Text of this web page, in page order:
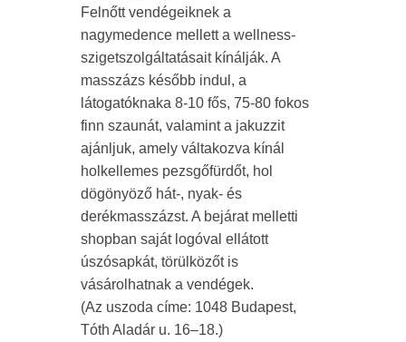
Felnőtt vendégeiknek a
nagymedence mellett a wellness-
szigetszolgáltatásait kínálják. A
masszázs később indul, a
látogatóknaka 8-10 fős, 75-80 fokos
finn szaunát, valamint a jakuzzit
ajánljuk, amely váltakozva kínál
holkellemes pezsgőfürdőt, hol
dögönyöző hát-, nyak- és
derékmasszázst. A bejárat melletti
shopban saját logóval ellátott
úszósapkát, törülközőt is
vásárolhatnak a vendégek.
(Az uszoda címe: 1048 Budapest,
Tóth Aladár u. 16–18.)